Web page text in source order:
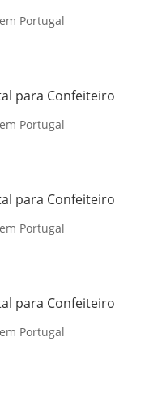
Portugal
para Confeiteiro
Portugal
para Confeiteiro
Portugal
para Confeiteiro
Portugal